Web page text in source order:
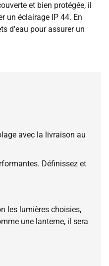
et bien protégée, il
un éclairage IP 44. En
d'eau pour assurer un
avec la livraison au
Définissez et
les lumières choisies,
une lanterne, il sera